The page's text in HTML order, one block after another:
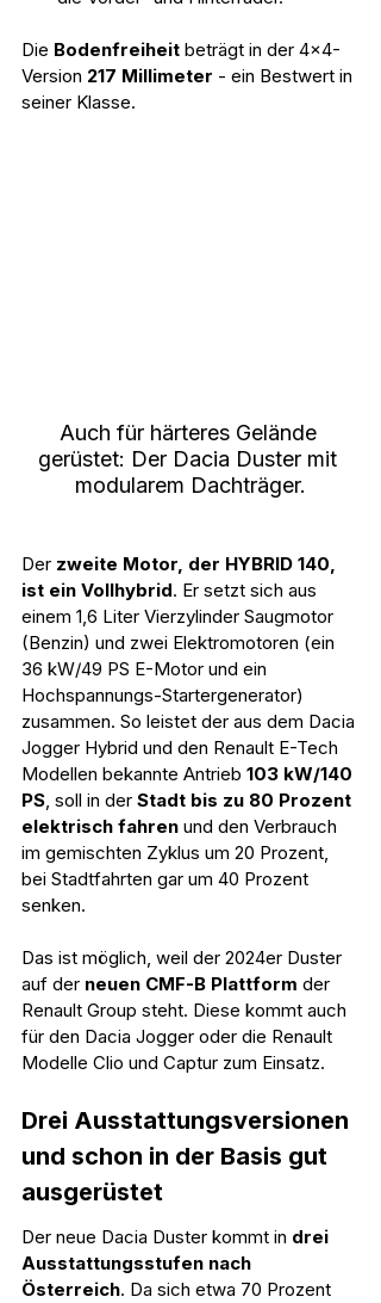
Die Bodenfreiheit beträgt in der 4x4-
Version 217 Millimeter - ein Bestwert in
seiner Klasse.
Auch für härteres Gelände
gerüstet: Der Dacia Duster mit
modularem Dachträger.
Der zweite Motor, der HYBRID 140,
ist ein Vollhybrid. Er setzt sich aus
einem 1,6 Liter Vierzylinder Saugmotor
(Benzin) und zwei Elektromotoren (ein
36 kW/49 PS E-Motor und ein
Hochspannungs-Startergenerator)
zusammen. So leistet der aus dem Dacia
Jogger Hybrid und den Renault E-Tech
Modellen bekannte Antrieb 103 kW/140
PS, soll in der Stadt bis zu 80 Prozent
elektrisch fahren und den Verbrauch
im gemischten Zyklus um 20 Prozent,
bei Stadtfahrten gar um 40 Prozent
senken.
Das ist möglich, weil der 2024er Duster
auf der neuen CMF-B Plattform der
Renault Group steht. Diese kommt auch
für den Dacia Jogger oder die Renault
Modelle Clio und Captur zum Einsatz.
Drei Ausstattungsversionen
und schon in der Basis gut
ausgerüstet
Der neue Dacia Duster kommt in drei
Ausstattungsstufen nach
Österreich. Da sich etwa 70 Prozent